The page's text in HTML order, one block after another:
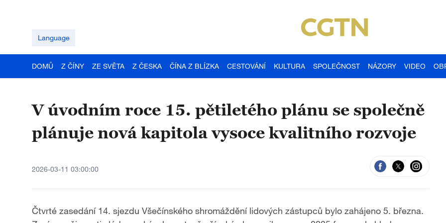
Language
DOMŮ Z ČÍNY ZE SVĚTA Z ČESKA ČÍNA Z BLÍZKA CESTOVÁNÍ KULTURA SPOLEČNOST NÁZORY VIDEO
V úvodním roce 15. pětiletého plánu se společně
plánuje nová kapitola vysoce kvalitního rozvoje
2026-03-11 03:00:00
Čtvrté zasedání 14. sjezdu Všečínského shromáždění lidových zástupců bylo zahájeno 5. března.